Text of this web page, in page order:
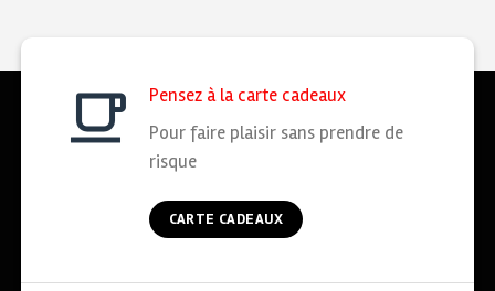
Pensez à la carte cadeaux
Pour faire plaisir sans prendre de
risque
CARTE CADEAUX